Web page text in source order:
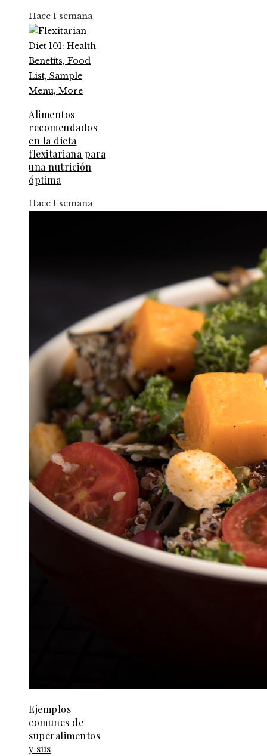
Hace 1 semana
Alimentos
recomendados
en la dieta
flexitariana para
una nutrición
óptima
Hace 1 semana
Ejemplos
comunes de
superalimentos
y sus